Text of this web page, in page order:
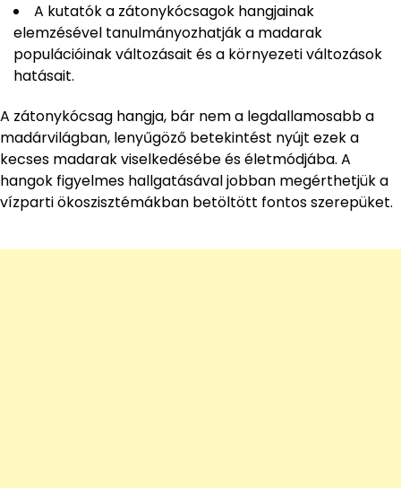
A kutatók a zátonykócsagok hangjainak
elemzésével tanulmányozhatják a madarak
populációinak változásait és a környezeti változások
hatásait.
A zátonykócsag hangja, bár nem a legdallamosabb a
madárvilágban, lenyűgöző betekintést nyújt ezek a
kecses madarak viselkedésébe és életmódjába. A
hangok figyelmes hallgatásával jobban megérthetjük a
vízparti ökoszisztémákban betöltött fontos szerepüket.